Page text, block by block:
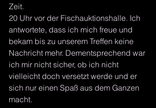
Zeit.
20 Uhr vor der Fischauktionshalle. Ich
antwortete, dass ich mich freue und
bekam bis zu unserem Treffen keine
Nachricht mehr. Dementsprechend war
ich mir nicht sicher, ob ich nicht
vielleicht doch versetzt werde und er
sich nur einen Spaß aus dem Ganzen
macht.